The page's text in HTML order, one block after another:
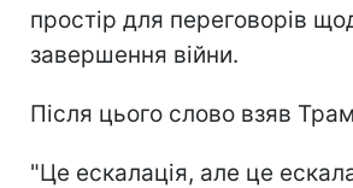
простір для переговорів
завершення війни.
Після цього слово взяв
"Це ескалація, але це